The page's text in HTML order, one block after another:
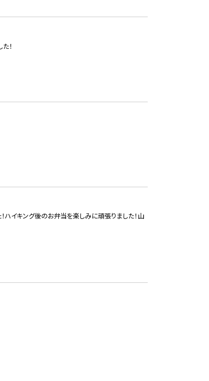
！
ハイキング後のお弁当を楽しみに頑張りました！山